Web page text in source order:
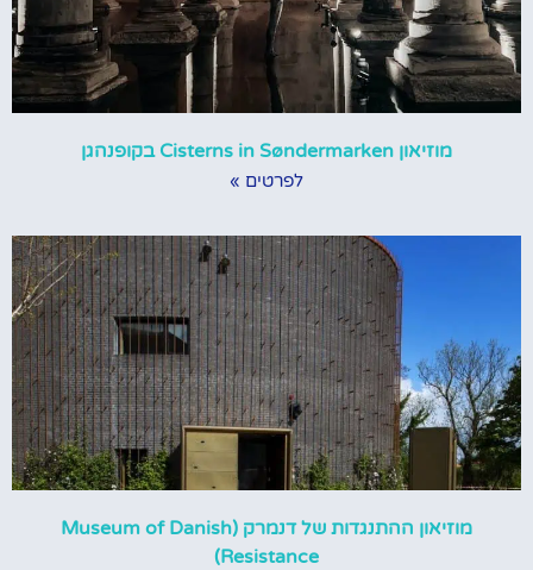
מוזיאון Cisterns in Søndermarken בקופנהגן
לפרטים »
מוזיאון ההתנגדות של דנמרק (Museum of Danish
Resistance)